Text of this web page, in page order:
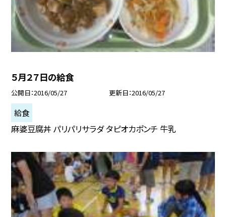
５月２７日の給食
公開日 2016/05/27 更新日 2016/05/27
給食
麻婆豆腐丼 パリパリサラダ タピオカポンチ 牛乳